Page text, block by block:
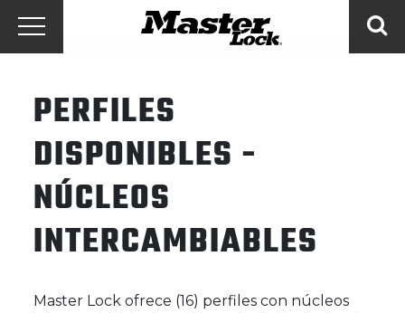
Ir al contenido
PERFILES
DISPONIBLES -
NÚCLEOS
INTERCAMBIABLES
Master Lock ofrece (16) perfiles con núcleos